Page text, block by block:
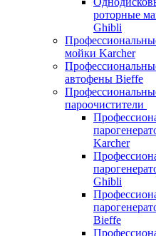
роторные
Ghibli
мойки Karcher
автофены Bieffe
пароочистители
Karcher
Ghibli
Bieffe